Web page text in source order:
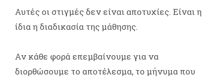
Αυτές οι στιγμές δεν είναι αποτυχίες. Είναι η
ίδια η διαδικασία της μάθησης.
Αν κάθε φορά επεμβαίνουμε για να
διορθώσουμε το αποτέλεσμα, το μήνυμα που